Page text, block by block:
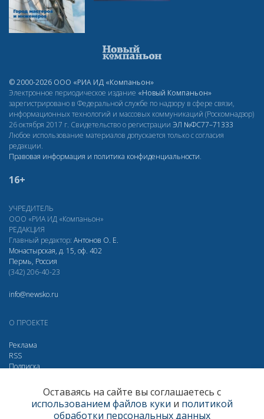
© 2000-2026 ООО «РИА ИД «Компаньон»
Электронное периодическое издание «Новый Компаньон»
зарегистрировано в Федеральной службе по надзору в сфере связи,
информационных технологий и массовых коммуникаций (Роскомнадзор)
26 октября 2017 г. Свидетельство о регистрации ЭЛ №ФС77–71333
Любое использование материалов допускается только с согласия
редакции.
Правовая информация и политика конфиденциальности.
16+
УЧРЕДИТЕЛЬ
ООО «РИА ИД «Компаньон»
РЕДАКЦИЯ
Главный редактор: Антонов О. Е.
Монастырская, д. 15, оф. 402
Пермь, Россия
(342) 206-40-23
info@newsko.ru
О ПРОЕКТЕ
Реклама
RSS
Подписка
Одноклассники
Яндекс.Метрика за 30 дней
Оставаясь на сайте вы соглашаетесь с
использованием файлов куки и политикой
обработки персональных данных